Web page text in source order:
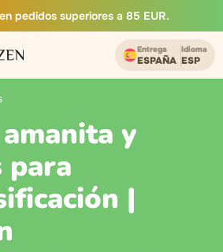
pedidos superiores a 85 EUR.
Entrega
ESPAÑA
Idioma
ESP
y
para
|